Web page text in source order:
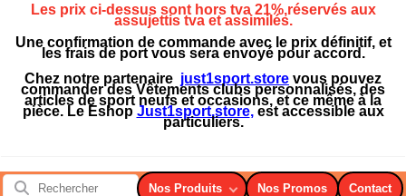
Les prix ci-dessus sont hors tva 21%,réservés aux
assujettis tva et assimilés.
Une confirmation de commande avec le prix définitif, et
les frais de port vous sera envoyé pour accord.
Chez notre partenaire just1sport.store vous pouvez
commander des Vêtements clubs personnalisés, des
articles de sport neufs et occasions, et ce même à la
pièce. Le Eshop Just1sport.store,est accessible aux
particuliers.
Nos Produits Nos Promos Contact